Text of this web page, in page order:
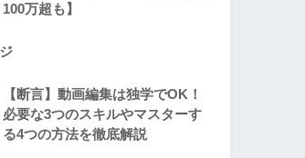
100万超も】
【断言】動画編集は独学でOK！
必要な3つのスキルやマスターす
る4つの方法を徹底解説